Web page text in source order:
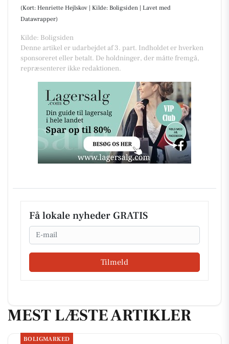
(Kort: Henriette Hejlskov | Kilde: Boligsiden | Lavet med
Datawrapper)
Kilde: Boligsiden
Denne artikel er udarbejdet af 3. part. Indholdet er hverken
sponsoreret eller betalt. De holdninger, der måtte fremgå,
repræsenterer ikke redaktionen.
Få lokale nyheder GRATIS
Email
Tilmeld
MEST LÆSTE ARTIKLER
BOLIGMARKED